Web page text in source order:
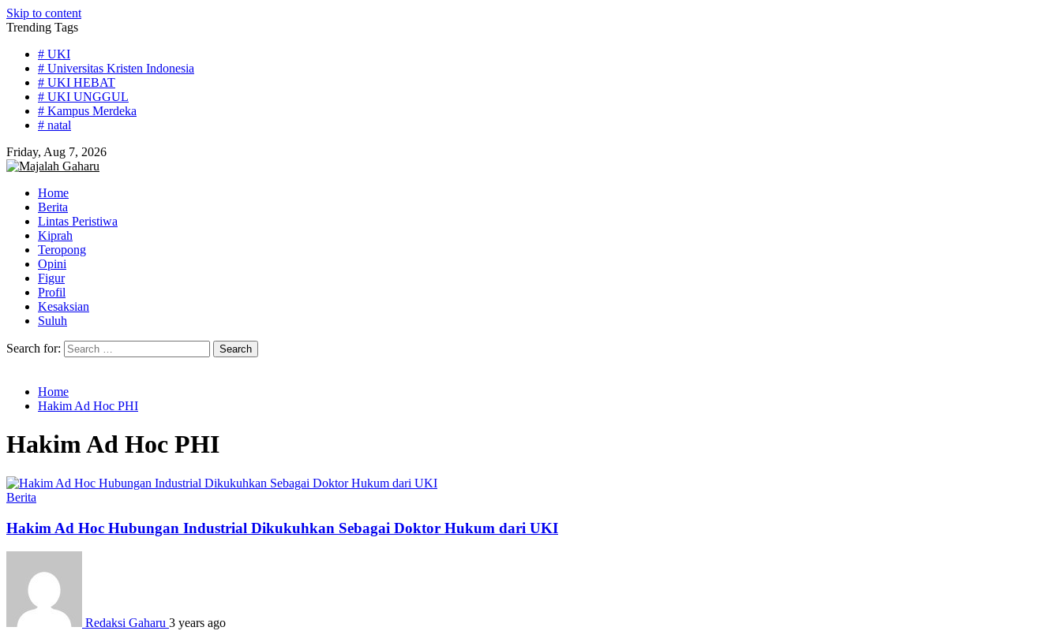
Skip to content
Trending Tags
# UKI
# Universitas Kristen Indonesia
# UKI HEBAT
# UKI UNGGUL
# Kampus Merdeka
# natal
Friday, Aug 7, 2026
Home
Berita
Lintas Peristiwa
Kiprah
Teropong
Opini
Figur
Profil
Kesaksian
Suluh
Search for:
Home
Hakim Ad Hoc PHI
Hakim Ad Hoc PHI
Berita
Hakim Ad Hoc Hubungan Industrial Dikukuhkan Sebagai Doktor Hukum dari UKI
Redaksi Gaharu 3 years ago